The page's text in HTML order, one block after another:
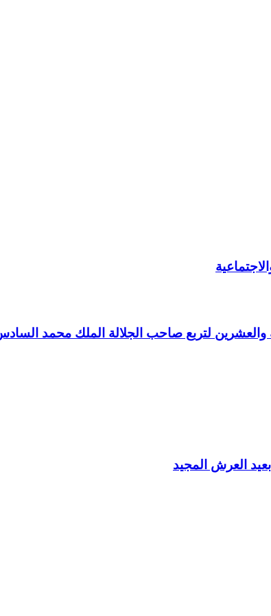
والعشرين لتربع صاحب الجلالة الملك محمد
العرش المجيد